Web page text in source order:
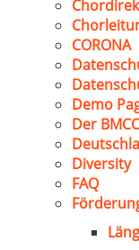
CORONA
Demo
Der
Diversity
FAQ